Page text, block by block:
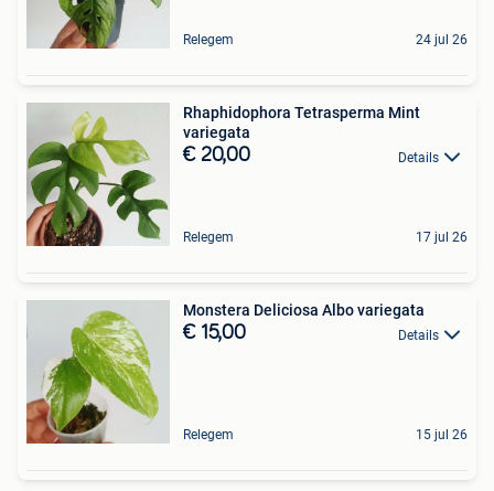
Relegem 24 jul 26
Rhaphidophora Tetrasperma Mint
variegata
€ 20,00 Details
Relegem 17 jul 26
Monstera Deliciosa Albo variegata
€ 15,00 Details
Relegem 15 jul 26